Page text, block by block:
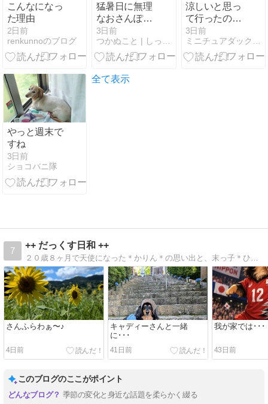
こんなになっ
た理由
2日前
renkunnoのブログ
猛暑日に無理
なおさんぽは
しません！だ
っくす～ずと
夏のクソ暑い
3日前
つかぬこと | しっぽの振れる音と日々の「つかぬこと」
涼しいと思っ
て行ったのだ
が
3日前
ミニチュアダックス・メルロコ一家の横須賀ストーリー
やっと週末で
すね
3日前
ショコバニ隊
全て表示
7
++ だっくす日和 ++
２０歳８ヶ月で天使になった＊かりん＊の思い出と、末っ子＊ひなた＊のゆる〜い日常です♪
さんふらわぁ〜♪
4日前
キャディーさんと一緒
に･･･
41日前
我が家では･･･
43日前
このブログのここがポイント
季節の変化と身近な話題を柔らかく綴る